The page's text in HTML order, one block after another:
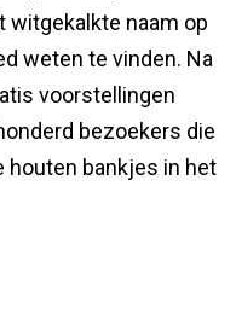
naam op
weten te vinden. Na
voorstellingen
bezoekers die
houten bankjes in het